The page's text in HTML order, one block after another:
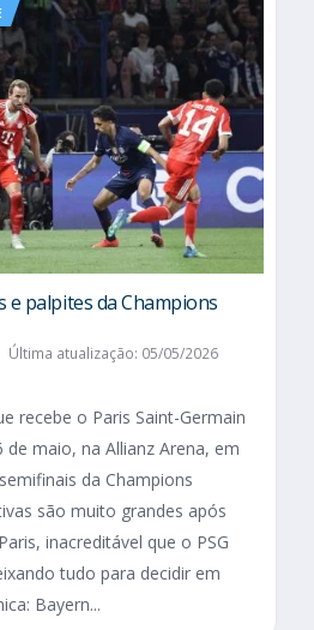
e palpites da Champions
Última atualização: 05/05/2026
recebe o Paris Saint-Germain
maio, na Allianz Arena, em
da Champions
são muito grandes após
inacreditável que o PSG
tudo para decidir em
Bayern...